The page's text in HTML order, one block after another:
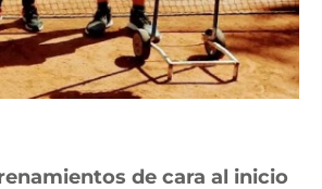
de cara al inicio